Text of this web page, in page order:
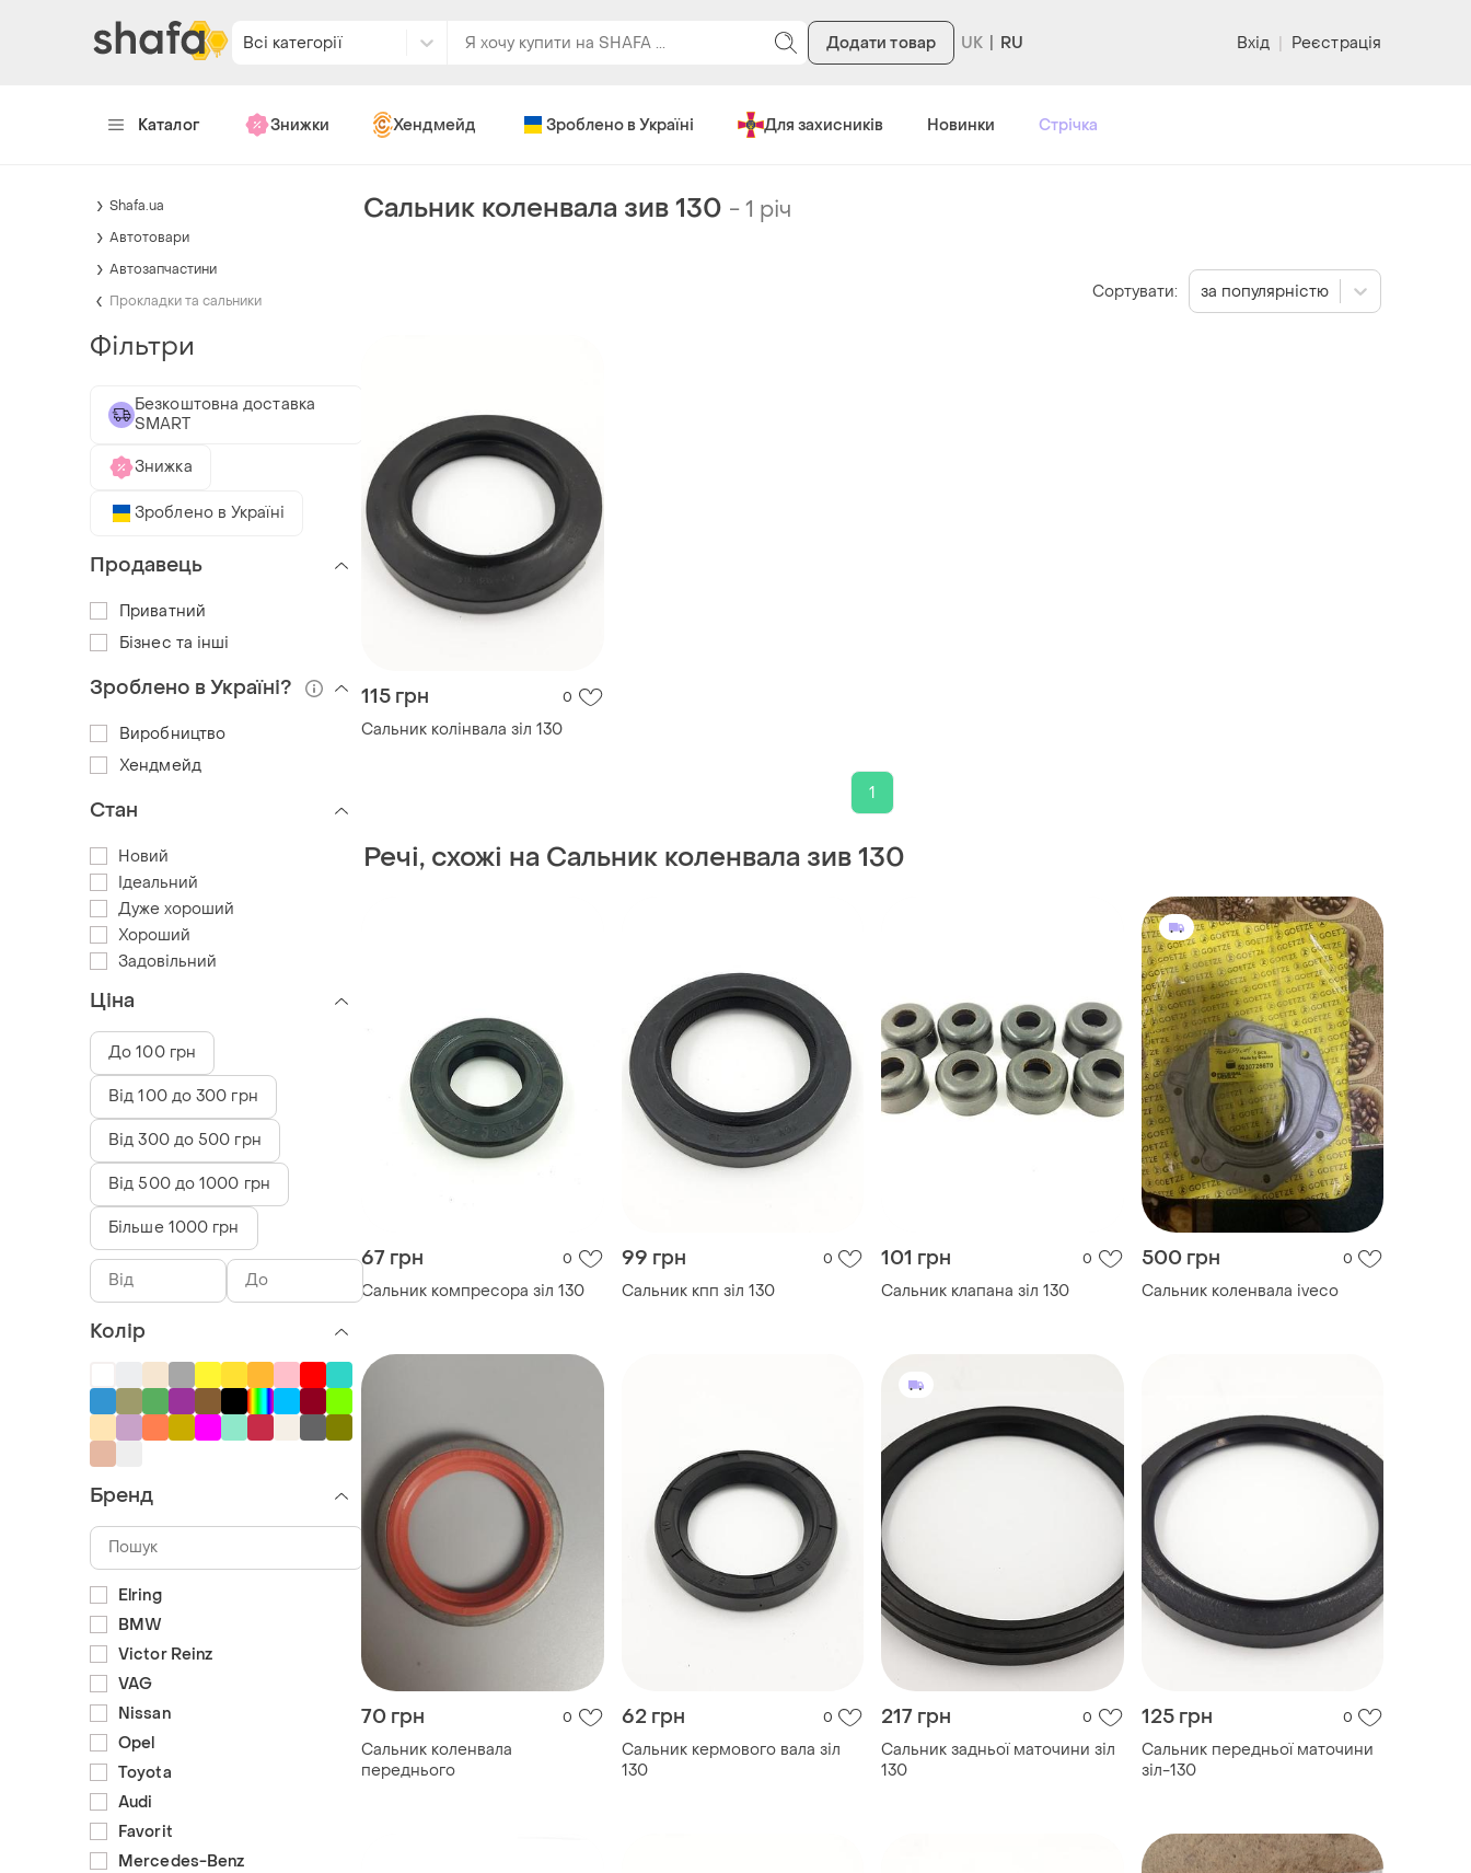
Всі категорії Додати товар RU Вхід | Реєстрація
Каталог Знижки Хендмейд Зроблено в Україні Для захисників Новинки Стрічка
Сальник коленвала зив 130 -1 річ
115 грн 0
Сальник колінвала зіл 130
1
Речі, схожі на Сальник коленвала зив 130
67 грн 0
Сальник компресора зіл 130
99 грн 0
Сальник кпп зіл 130
101 грн 0
Сальник клапана зіл 130
500 грн 0
Сальник коленвала iveco
70 грн 0
Сальник коленвала
переднього
62 грн 0
Сальник кермового вала зіл
130
217 грн 0
Сальник задньої маточини зіл
130
125 грн 0
Сальник передньої маточини
зіл-130
Сортувати: за популярністю
Shafa.ua
Автотовари
Автозапчастини
Прокладки та сальники
Фільтри
Безкоштовна доставка
SMART
Знижка
Зроблено в Україні
Продавець
Приватний
Бізнес та інші
Зроблено в Україні?
Виробництво
Хендмейд
Стан
Новий
Ідеальний
Дуже хороший
Хороший
Задовільний
Ціна
До 100 грн
Від 100 до 300 грн
Від 300 до 500 грн
Від 500 до 1000 грн
Більше 1000 грн
Колір
Бренд
Elring
BMW
Victor Reinz
VAG
Nissan
Opel
Toyota
Audi
Favorit
Mercedes-Benz